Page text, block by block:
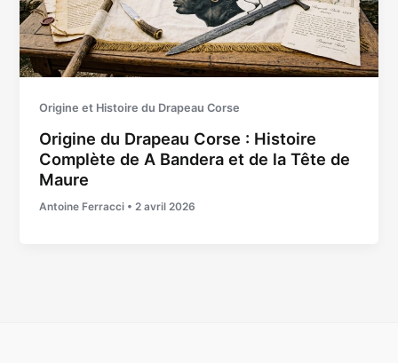
Origine et Histoire du Drapeau Corse
Origine du Drapeau Corse : Histoire
Complète de A Bandera et de la Tête de
Maure
Antoine Ferracci •2 avril 2026